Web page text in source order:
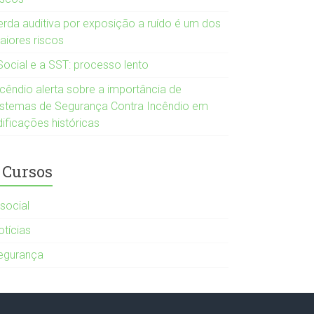
auditiva por exposição a ruído é um dos
riscos
e a SST: processo lento
alerta sobre a importância de
de Segurança Contra Incêndio em
históricas
Cursos